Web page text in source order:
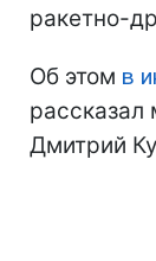
ракетно-
Об этом в
рассказал
Дмитрий